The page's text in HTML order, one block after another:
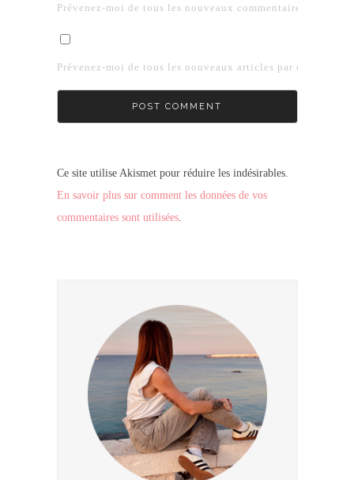
Prévenez-moi de tous les nouveaux commentaires par e-
Prévenez-moi de tous les nouveaux articles par e-mail.
Ce site utilise Akismet pour réduire les indésirables.
En savoir plus sur comment les données de vos
commentaires sont utilisées.